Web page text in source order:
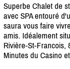
Superbe Chalet de
avec SPA entouré
saura vous faire
amis. Idéalement
Rivière-St-Francois,
Minutes du Casino